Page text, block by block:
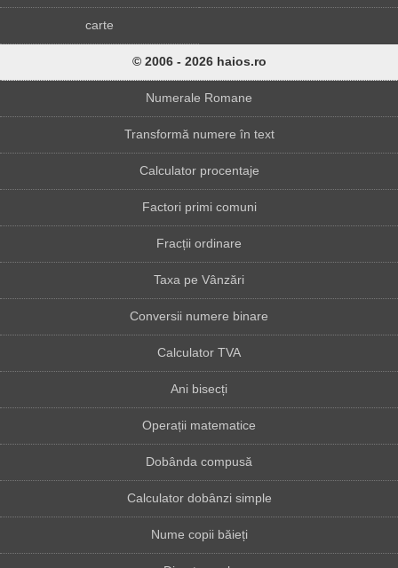
carte
© 2006 - 2026 haios.ro
Numerale Romane
Transformă numere în text
Calculator procentaje
Factori primi comuni
Fracții ordinare
Taxa pe Vânzări
Conversii numere binare
Calculator TVA
Ani bisecți
Operații matematice
Dobânda compusă
Calculator dobânzi simple
Nume copii băieți